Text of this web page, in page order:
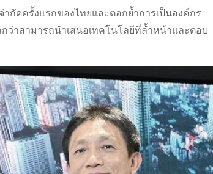
กัดครั้งแรกของไทยและตอกย้ำการเป็นองค์กร
าสามารถนำเสนอเทคโนโลยีที่ล้ำหน้าและตอบ